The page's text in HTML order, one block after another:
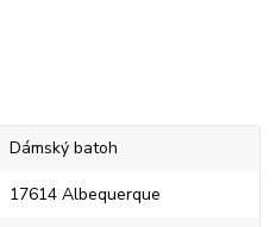
Dámský batoh
17614 Albequerque